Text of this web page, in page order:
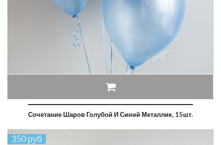
Сочетание Шаров Голубой И Синий Металлик, 15шт.
350 руб